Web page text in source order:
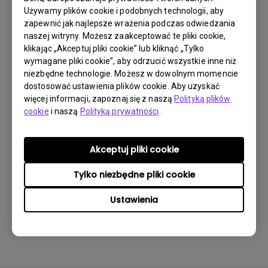
Używamy plików cookie i podobnych technologii, aby
zapewnić jak najlepsze wrażenia podczas odwiedzania
naszej witryny. Możesz zaakceptować te pliki cookie,
klikając „Akceptuj pliki cookie” lub kliknąć „Tylko
wymagane pliki cookie”, aby odrzucić wszystkie inne niż
niezbędne technologie. Możesz w dowolnym momencie
dostosować ustawienia plików cookie. Aby uzyskać
więcej informacji, zapoznaj się z naszą Polityką plików
cookie i naszą Polityką prywatności
Ustawienia
Tylko niezbędne pliki cookie
Akceptuj pliki cookie
Co to jest przywieranie obrazu i jak go
uniknąć lub się go pozbyć?
Co to jest backlight bleed lub backlight
leakage?
Niedawno kupiłem monitor BenQ , próbując
podłączyć go do mojego notebooka za
pomocą kabla HDMI wciąż otrzymuję ten
sam komunikat